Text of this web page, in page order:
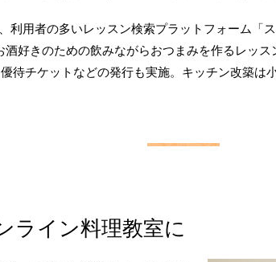
利用者の多いレッスン検索プラットフォーム「
好きのための飲みながらおつまみを作るレッ
待チケットなどの発行も実施。キッチン改築は
ライン料理教室に